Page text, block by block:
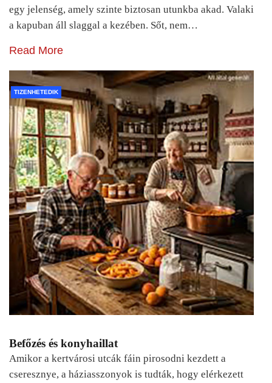
egy jelenség, amely szinte biztosan utunkba akad. Valaki
a kapuban áll slaggal a kezében. Sőt, nem…
Read More
TIZENHETEDIK
Befőzés és konyhaillat
Amikor a kertvárosi utcák fáin pirosodni kezdett a
cseresznye, a háziasszonyok is tudták, hogy elérkezett